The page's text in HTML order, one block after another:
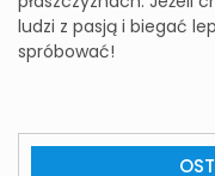
ludzi z pasją i biegać
spróbować!